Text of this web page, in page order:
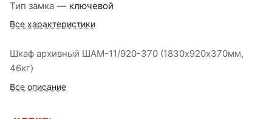
Тип замка — ключевой
Все характеристики
Шкаф архивный ШАМ-11/920-370 (1830х920х370мм,
46кг)
Все описание